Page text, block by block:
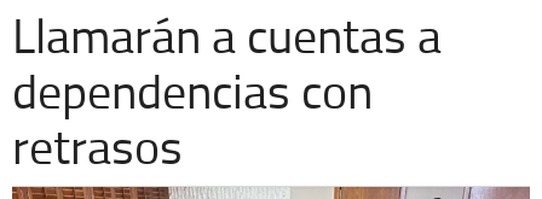
Cronos
Economía
Espectáculos
Llamarán a cuentas a
dependencias con
retrasos